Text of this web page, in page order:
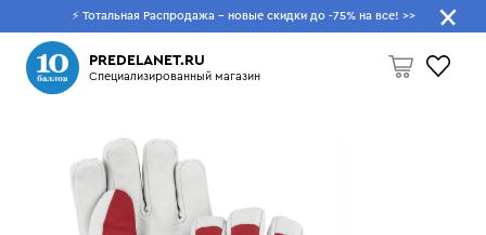
⚡ Тотальная Распродажа - новые скидки до -75% на все! >>
PREDELANET.RU
Специализированный магазин
Что будем искать?